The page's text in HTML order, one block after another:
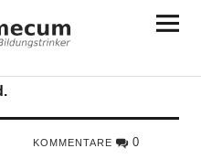
KOMMENTARE 0